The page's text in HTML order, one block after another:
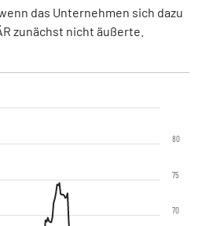
das Unternehmen sich dazu
zunächst nicht äußerte.
70
75
80